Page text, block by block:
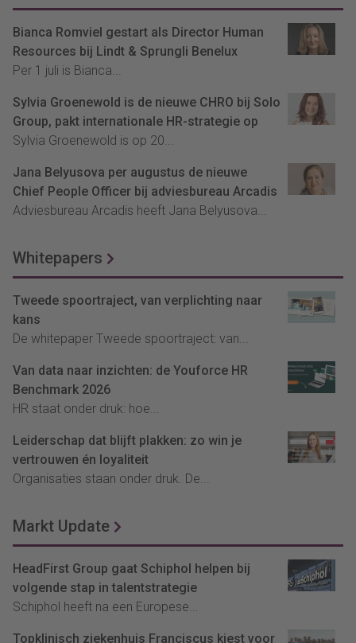
Bianca Romviel gestart als Director Human
Resources bij Lindt & Sprungli Benelux
Per 1 juli is Bianca...
Sylvia Groenewold is de nieuwe CHRO bij Solo
Group, pakt internationale HR-strategie op
Sylvia Groenewold is op 20...
Jana Belyusova per augustus de nieuwe
Chief People Officer bij adviesbureau Arcadis
Adviesbureau Arcadis heeft Jana Belyusova...
Whitepapers
Tweede spoortraject, van verplichting naar
kans
De whitepaper Tweede spoortraject: van...
Van data naar inzichten: de Youforce HR
Benchmark 2026
HR staat onder druk: hoe...
Leiderschap dat blijft plakken: zo win je
vertrouwen én loyaliteit
Organisaties staan onder druk. De...
Markt Update
HeadFirst Group gaat Schiphol helpen bij
volgende stap in talentstrategie
Schiphol heeft na een Europese...
Topklinisch ziekenhuis Franciscus kiest voor